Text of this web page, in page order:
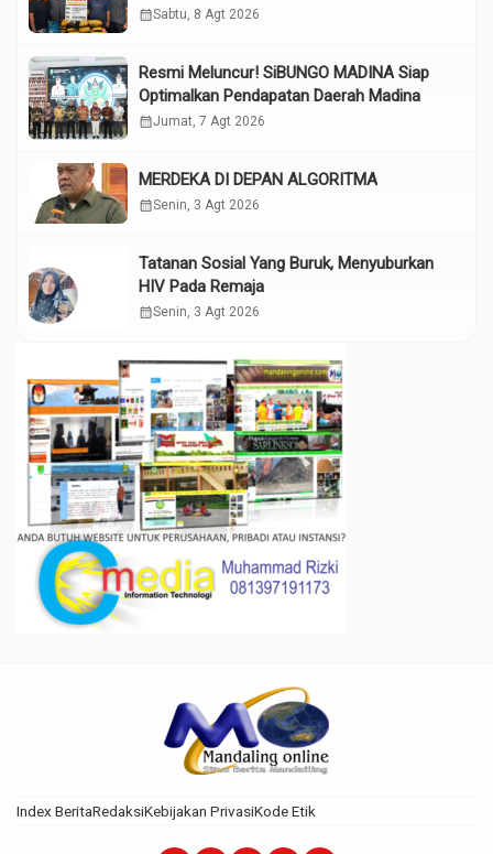
calendar_monthSabtu, 8 Agt 2026
Resmi Meluncur! SiBUNGO MADINA Siap
Optimalkan Pendapatan Daerah Madina
calendar_monthJumat, 7 Agt 2026
MERDEKA DI DEPAN ALGORITMA
calendar_monthSenin, 3 Agt 2026
Tatanan Sosial Yang Buruk, Menyuburkan
HIV Pada Remaja
calendar_monthSenin, 3 Agt 2026
Index BeritaRedaksiKebijakan PrivasiKode Etik